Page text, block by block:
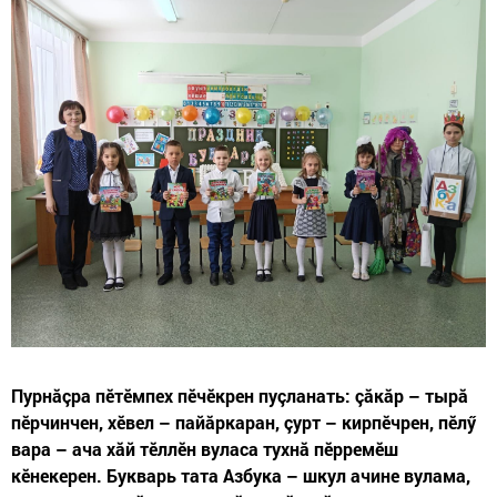
Пурнăçра пӗтӗмпех пӗчӗкрен пуçланать: çăкăр – тырă
пӗрчинчен, хӗвел – пайăркаран, çурт – кирпӗчрен, пӗлӳ
вара – ача хăй тӗллӗн вуласа тухнă пӗрремӗш
кӗнекерен. Букварь тата Азбука – шкул ачине вулама,